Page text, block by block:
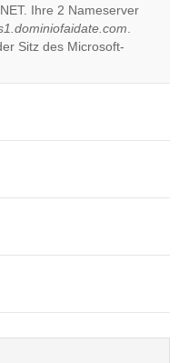
Do you
own this
OK
Ihre 2 Nameserver
.
Sitz des Microsoft-